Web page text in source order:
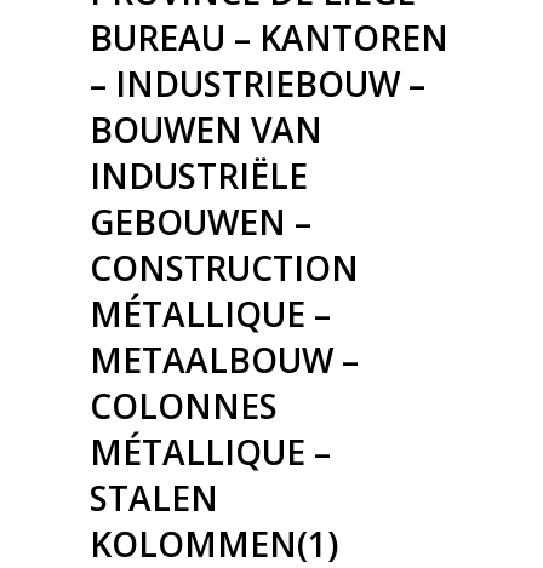
BUREAU – KANTOREN
– INDUSTRIEBOUW –
BOUWEN VAN
INDUSTRIËLE
GEBOUWEN –
CONSTRUCTION
MÉTALLIQUE –
METAALBOUW –
COLONNES
MÉTALLIQUE –
STALEN
KOLOMMEN(1)